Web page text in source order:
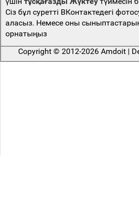
Сіз бұл суретті ВКонтактедегі
аласыз. Немесе оны
орнатыңыз
Copyright © 2012-2026 Amdoit |